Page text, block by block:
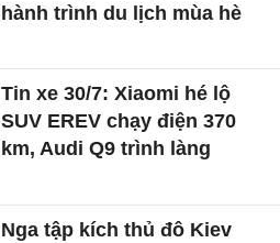
hành trình du lịch mùa hè
Tin xe 30/7: Xiaomi hé lộ
SUV EREV chạy điện 370
km, Audi Q9 trình làng
Nga tập kích thủ đô Kiev